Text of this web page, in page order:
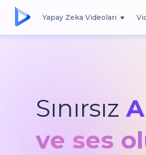
Yapay Zeka Videoları
Sınırsız
ve ses